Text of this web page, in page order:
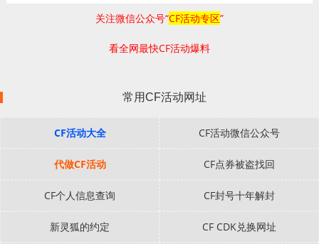
关注微信公众号“CF活动专区”
看全网最快CF活动爆料
常用CF活动网址
CF活动大全 CF活动微信公众号
代做CF活动 CF点券被盗找回
CF个人信息查询 CF封号十年解封
新灵狐的约定 CF CDK兑换网址